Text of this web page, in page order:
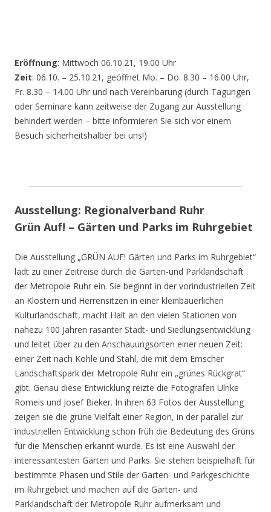
Eröffnung: Mittwoch 06.10.21, 19.00 Uhr
Zeit: 06.10. – 25.10.21, geöffnet Mo. – Do. 8.30 – 16.00 Uhr,
Fr. 8.30 – 14.00 Uhr und nach Vereinbarung (durch Tagungen
oder Seminare kann zeitweise der Zugang zur Ausstellung
behindert werden – bitte informieren Sie sich vor einem
Besuch sicherheitshalber bei uns!)
Ausstellung: Regionalverband Ruhr
Grün Auf! – Gärten und Parks im Ruhrgebiet
Die Ausstellung „GRÜN AUF! Gärten und Parks im Ruhrgebiet“
lädt zu einer Zeitreise durch die Garten-und Parklandschaft
der Metropole Ruhr ein. Sie beginnt in der vorindustriellen Zeit
an Klöstern und Herrensitzen in einer kleinbäuerlichen
Kulturlandschaft, macht Halt an den vielen Stationen von
nahezu 100 Jahren rasanter Stadt- und Siedlungsentwicklung
und leitet über zu den Anschauungsorten einer neuen Zeit:
einer Zeit nach Kohle und Stahl, die mit dem Emscher
Landschaftspark der Metropole Ruhr ein „grünes Rückgrat“
gibt. Genau diese Entwicklung reizte die Fotografen Ulrike
Romeis und Josef Bieker. In ihren 63 Fotos der Ausstellung
zeigen sie die grüne Vielfalt einer Region, in der parallel zur
industriellen Entwicklung schon früh die Bedeutung des Grüns
für die Menschen erkannt wurde. Es ist eine Auswahl der
interessantesten Gärten und Parks. Sie stehen beispielhaft für
bestimmte Phasen und Stile der Garten- und Parkgeschichte
im Ruhrgebiet und machen auf die Garten- und
Parklandschaft der Metropole Ruhr aufmerksam und